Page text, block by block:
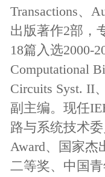
Transactions、
出版著作2部，
18篇入选2000-
Computational
Circuits Syst. II
副主编。现任
路与系统技术
Award、国家杰
二等奖、中国